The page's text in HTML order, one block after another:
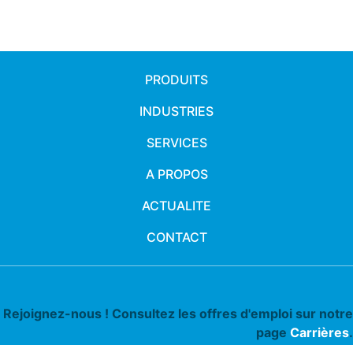
PRODUITS
INDUSTRIES
SERVICES
A PROPOS
ACTUALITE
CONTACT
Rejoignez-nous ! Consultez les offres d'emploi sur notre
page Carrières.